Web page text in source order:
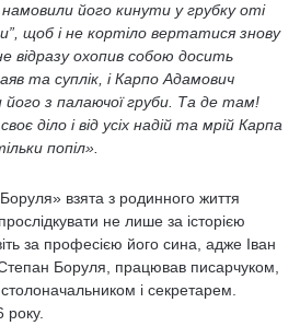
його кинути у грубку оті
щоб і не кортіло вертатися знову
відразу охопив собою досить
та суплік, і Карпо Адамович
з палаючої груби. Та де там!
діло і від усіх надій та мрій Карпа
попіл».
взята з родинного життя
не лише за історією
за професією його сина, адже Іван
Боруля, працював писарчуком,
і секретарем.
року.